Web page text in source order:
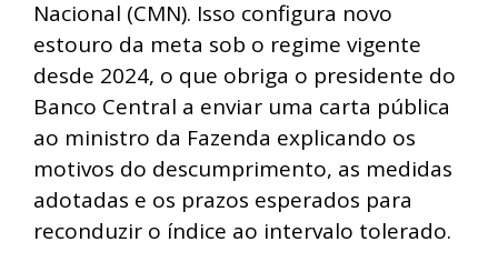
Nacional (CMN). Isso configura novo
estouro da meta sob o regime vigente
desde 2024, o que obriga o presidente do
Banco Central a enviar uma carta pública
ao ministro da Fazenda explicando os
motivos do descumprimento, as medidas
adotadas e os prazos esperados para
reconduzir o índice ao intervalo tolerado.